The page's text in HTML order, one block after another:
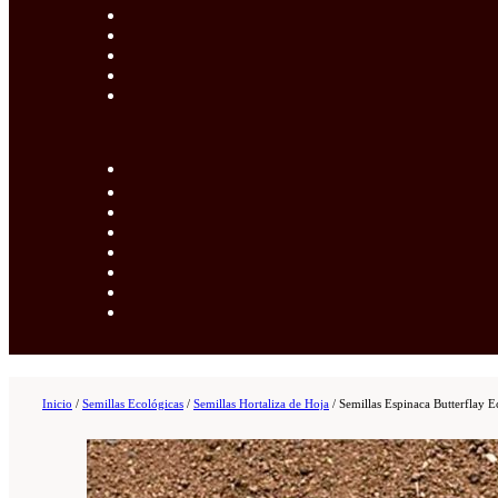
Inicio / Semillas Ecológicas / Semillas Hortaliza de Hoja / Semillas Espinaca Butterflay